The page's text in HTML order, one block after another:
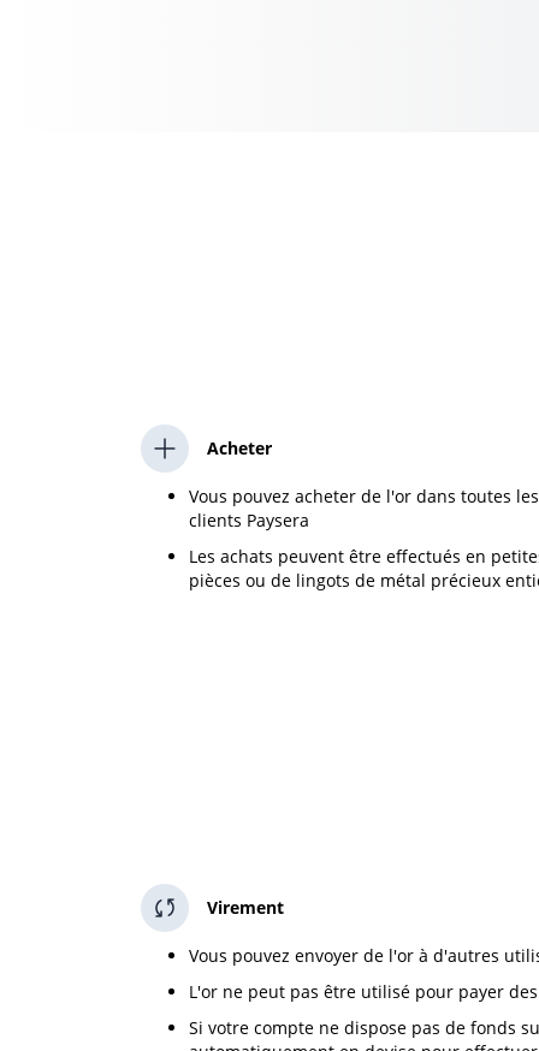
Acheter
Vous pouvez acheter de l'or dans toutes
clients Paysera
Les achats peuvent être effectués en
pièces ou de lingots de métal précieux
Virement
Vous pouvez envoyer de l'or à d'autres
L'or ne peut pas être utilisé pour payer
Si votre compte ne dispose pas de fonds